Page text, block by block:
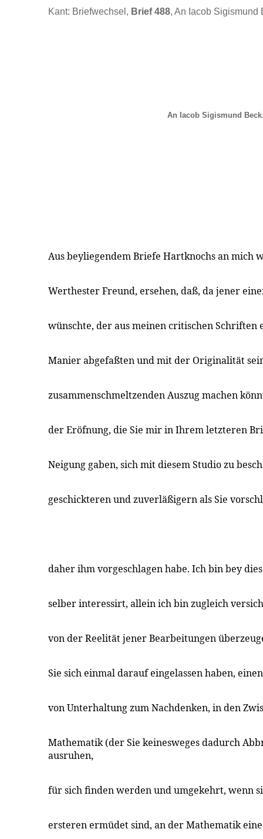
Kant: Briefwechsel, Brief 488, An Iacob Sigismund
An Iacob Sigismund
Aus beyliegendem Briefe Hartknochs an mich
Werthester Freund, ersehen, daß, da jener
wünschte, der aus meinen critischen Schriften
Manier abgefaßten und mit der Originalität
zusammenschmeltzenden Auszug machen
der Eröfnung, die Sie mir in Ihrem letzteren
Neigung gaben, sich mit diesem Studio zu
geschickteren und zuverläßigern als Sie
daher ihm vorgeschlagen habe. Ich bin bey
selber interessirt, allein ich bin zugleich
von der Reelität jener Bearbeitungen
Sie sich einmal darauf eingelassen haben,
von Unterhaltung zum Nachdenken, in den
Mathematik (der Sie keinesweges dadurch
ausruhen,
für sich finden werden und umgekehrt, wenn
ersteren ermüdet sind, an der Mathematik